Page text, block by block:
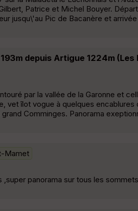
Patrice et Michel Bouyer.
jusqu\'au Pic de Bacanère et arrivée
depuis Artigue 1224m (Les
par la vallée de la Garonne et
vet îlot vogue à quelques encablures
Comminges. Panorama
Mamet
panorama sur tous les